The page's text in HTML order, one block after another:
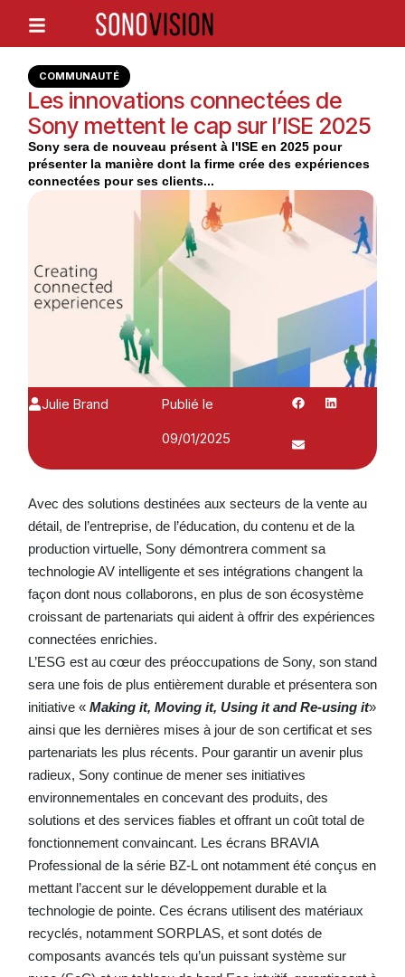
COMMUNAUTÉ
Les innovations connectées de
Sony mettent le cap sur l’ISE 2025
Sony sera de nouveau présent à l'ISE en 2025 pour
présenter la manière dont la firme crée des expériences
connectées pour ses clients...
Julie Brand
Publié le
09/01/2025
Avec des solutions destinées aux secteurs de la vente au
détail, de l’entreprise, de l’éducation, du contenu et de la
production virtuelle, Sony démontrera comment sa
technologie AV intelligente et ses intégrations changent la
façon dont nous collaborons, en plus de son écosystème
croissant de partenariats qui aident à offrir des expériences
connectées enrichies.
L’ESG est au cœur des préoccupations de Sony, son stand
sera une fois de plus entièrement durable et présentera son
initiative « Making it, Moving it, Using it and Re-using it»
ainsi que les dernières mises à jour de son certificat et ses
partenariats les plus récents. Pour garantir un avenir plus
radieux, Sony continue de mener ses initiatives
environnementales en concevant des produits, des
solutions et des services fiables et offrant un coût total de
fonctionnement convaincant. Les écrans BRAVIA
Professional de la série BZ-L ont notamment été conçus en
mettant l’accent sur le développement durable et la
technologie de pointe. Ces écrans utilisent des matériaux
recyclés, notamment SORPLAS, et sont dotés de
composants avancés tels qu’un puissant système sur